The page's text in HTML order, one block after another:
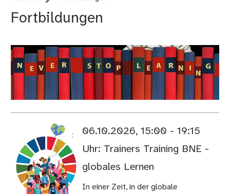
Fortbildungen
06.10.2026, 15:00 - 19:15
Uhr: Trainers Training BNE -
globales Lernen
In einer Zeit, in der globale